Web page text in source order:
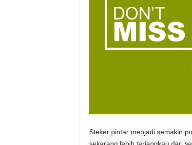
.
c
Steker pintar menjadi semakin